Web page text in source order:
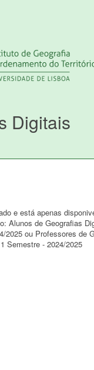
Digitais
e está apenas
Alunos de Geografias
2025 ou Professores de
Semestre - 2024/2025